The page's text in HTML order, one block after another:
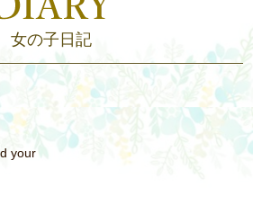
女の子日記
your